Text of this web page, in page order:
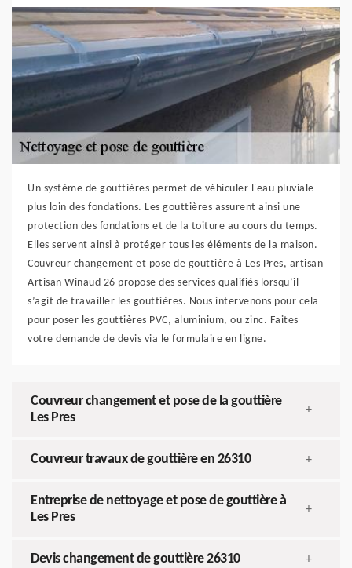
Un système de gouttières permet de véhiculer l'eau pluviale
plus loin des fondations. Les gouttières assurent ainsi une
protection des fondations et de la toiture au cours du temps.
Elles servent ainsi à protéger tous les éléments de la maison.
Couvreur changement et pose de gouttière à Les Pres, artisan
Artisan Winaud 26 propose des services qualifiés lorsqu’il
s’agit de travailler les gouttières. Nous intervenons pour cela
pour poser les gouttières PVC, aluminium, ou zinc. Faites
votre demande de devis via le formulaire en ligne.
Couvreur changement et pose de la gouttière
Les Pres
+
Couvreur travaux de gouttière en 26310 +
Entreprise de nettoyage et pose de gouttière à
Les Pres
+
Devis changement de gouttière 26310 +